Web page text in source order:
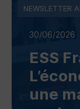
30/06/2026
ESS
une
NEWSLETTER